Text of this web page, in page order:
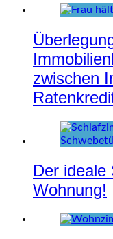
zwischen
Der ideale
Wohnung!